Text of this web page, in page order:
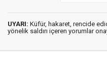
UYARI: Küfür, hakaret, rencide
yönelik saldırı içeren yorumlar